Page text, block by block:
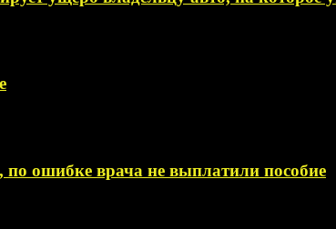
ошибке врача не выплатили пособие